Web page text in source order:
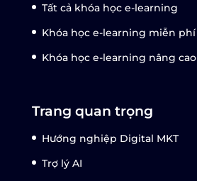
Tất cả khóa học e-learning
Khóa học e-learning miễn phí
Khóa học e-learning nâng cao
Trang quan trọng
Hướng nghiệp Digital MKT
Trợ lý AI